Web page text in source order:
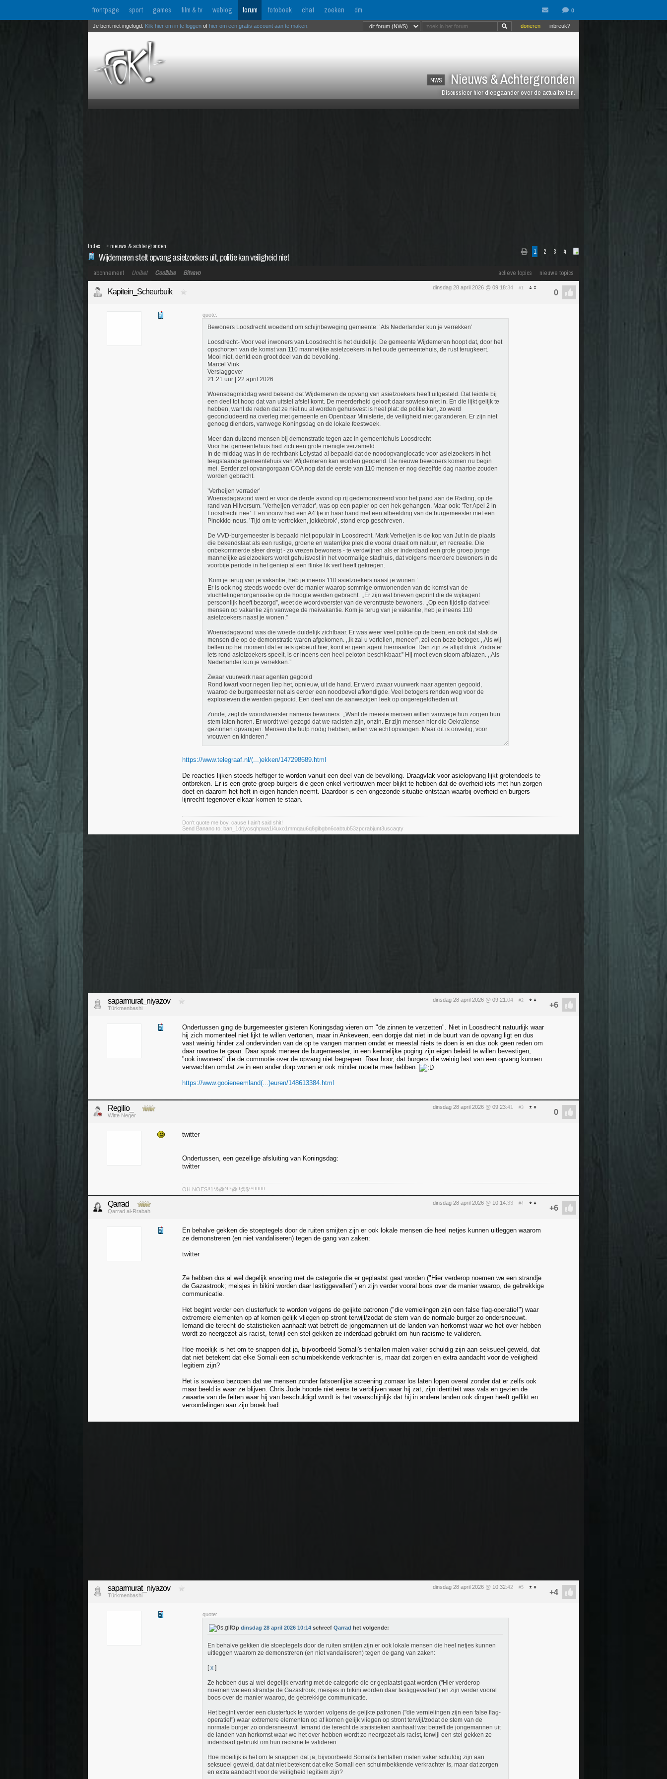
frontpage sport games film & tv weblog forum fotoboek chat zoeken dm
NWS Nieuws & Achtergronden
Discussieer hier diepgaander over de actualiteiten.
inbreuk?
doneren
Je bent niet ingelogd. Klik hier om in te loggen of hier om een gratis account aan te maken
1 2 3 4
Wijdemeren stelt opvang asielzoekers uit, politie kan veiligheid niet
Index » nieuws & achtergronden
actieve topics nieuwe topics
abonnement Unibet Coolblue Bitvavo
dinsdag 28 april 2026 @ 09:18:34 #1
Kapitein_Scheurbuik
quote:
Bewoners Loosdrecht woedend om schijnbeweging gemeente: ’Als Nederlander kun je verrekken’
Loosdrecht- Voor veel inwoners van Loosdrecht is het duidelijk. De gemeente Wijdemeren hoopt dat, door het
opschorten van de komst van 110 mannelijke asielzoekers in het oude gemeentehuis, de rust terugkeert.
Mooi niet, denkt een groot deel van de bevolking.
Marcel Vink
Verslaggever
21:21 uur | 22 april 2026
Woensdagmiddag werd bekend dat Wijdemeren de opvang van asielzoekers heeft uitgesteld. Dat leidde bij
een deel tot hoop dat van uitstel afstel komt. De meerderheid gelooft daar sowieso niet in. En die lijkt gelijk te
hebben, want de reden dat ze niet nu al worden gehuisvest is heel plat: de politie kan, zo werd
geconcludeerd na overleg met gemeente en Openbaar Ministerie, de veiligheid niet garanderen. Er zijn niet
genoeg dienders, vanwege Koningsdag en de lokale feestweek.
Meer dan duizend mensen bij demonstratie tegen azc in gemeentehuis Loosdrecht
Voor het gemeentehuis had zich een grote menigte verzameld.
In de middag was in de rechtbank Lelystad al bepaald dat de noodopvanglocatie voor asielzoekers in het
leegstaande gemeentehuis van Wijdemeren kan worden geopend. De nieuwe bewoners komen nu begin
mei. Eerder zei opvangorgaan COA nog dat de eerste van 110 mensen er nog dezelfde dag naartoe zouden
worden gebracht.
’Verheijen verrader’
Woensdagavond werd er voor de derde avond op rij gedemonstreerd voor het pand aan de Rading, op de
rand van Hilversum. ’Verheijen verrader’, was op een papier op een hek gehangen. Maar ook: ’Ter Apel 2 in
Loosdrecht nee’. Een vrouw had een A4’tje in haar hand met een afbeelding van de burgemeester met een
Pinokkio-neus. ’Tijd om te vertrekken, jokkebrok’, stond erop geschreven.
De VVD-burgemeester is bepaald niet populair in Loosdrecht. Mark Verheijen is de kop van Jut in de plaats
die bekendstaat als een rustige, groene en waterrijke plek die vooral draait om natuur, en recreatie. Die
onbekommerde sfeer dreigt - zo vrezen bewoners - te verdwijnen als er inderdaad een grote groep jonge
mannelijke asielzoekers wordt gehuisvest in het voormalige stadhuis, dat volgens meerdere bewoners in de
voorbije periode in het geniep al een flinke lik verf heeft gekregen.
’Kom je terug van je vakantie, heb je ineens 110 asielzoekers naast je wonen.’
Er is ook nog steeds woede over de manier waarop sommige omwonenden van de komst van de
vluchtelingenorganisatie op de hoogte werden gebracht. ,,Er zijn wat brieven geprint die de wijkagent
persoonlijk heeft bezorgd”, weet de woordvoerster van de verontruste bewoners. ,,Op een tijdstip dat veel
mensen op vakantie zijn vanwege de meivakantie. Kom je terug van je vakantie, heb je ineens 110
asielzoekers naast je wonen.”
Woensdagavond was die woede duidelijk zichtbaar. Er was weer veel politie op de been, en ook dat stak de
mensen die op de demonstratie waren afgekomen. ,,Ik zal u vertellen, meneer”, zei een boze betoger. ,,Als wij
bellen op het moment dat er iets gebeurt hier, komt er geen agent hiernaartoe. Dan zijn ze altijd druk. Zodra er
iets rond asielzoekers speelt, is er ineens een heel peloton beschikbaar.” Hij moet even stoom afblazen. ,,Als
Nederlander kun je verrekken.”
Zwaar vuurwerk naar agenten gegooid
Rond kwart voor negen liep het, opnieuw, uit de hand. Er werd zwaar vuurwerk naar agenten gegooid,
waarop de burgemeester net als eerder een noodbevel afkondigde. Veel betogers renden weg voor de
explosieven die werden gegooid. Een deel van de aanwezigen leek op ongeregeldheden uit.
Zonde, zegt de woordvoerster namens bewoners. ,,Want de meeste mensen willen vanwege hun zorgen hun
stem laten horen. Er wordt wel gezegd dat we racisten zijn, onzin. Er zijn mensen hier die Oekraïense
gezinnen opvangen. Mensen die hulp nodig hebben, willen we echt opvangen. Maar dit is onveilig, voor
vrouwen en kinderen.”
https://www.telegraaf.nl/(...)ekken/147298689.html
De reacties lijken steeds heftiger te worden vanuit een deel van de bevolking. Draagvlak voor asielopvang lijkt grotendeels te
ontbreken. Er is een grote groep burgers die geen enkel vertrouwen meer blijkt te hebben dat de overheid iets met hun zorgen
doet en daarom het heft in eigen handen neemt. Daardoor is een ongezonde situatie ontstaan waarbij overheid en burgers
lijnrecht tegenover elkaar komen te staan.
Don't quote me boy, cause I ain't said shit!
Send Banano to: ban_1drjycsqhpwa1i4uxo1mmqau6q8gibgbn6oabtub53zpcrabjunt3uscaqty
dinsdag 28 april 2026 @ 09:21 :04 #2
saparmurat_niyazov
Türkmenbashi
Ondertussen ging de burgemeester gisteren Koningsdag vieren om "de zinnen te verzetten". Niet in Loosdrecht natuurlijk waar
hij zich momenteel niet lijkt te willen vertonen, maar in Ankeveen, een dorpje dat niet in de buurt van de opvang ligt en dus
vast weinig hinder zal ondervinden van de op te vangen mannen omdat er meestal niets te doen is en dus ook geen reden om
daar naartoe te gaan. Daar sprak meneer de burgemeester, in een kennelijke poging zijn eigen beleid te willen bevestigen,
"ook inwoners" die de commotie over de opvang niet begrepen. Raar hoor, dat burgers die weinig last van een opvang kunnen
verwachten omdat ze in een ander dorp wonen er ook minder moeite mee hebben.
https://www.gooieneemland(...)euren/148613384.html
dinsdag 28 april 2026 @ 09:23:41 #3
Regilio_
Witte Neger
twitter
Ondertussen, een gezellige afsluiting van Koningsdag:
twitter
OH NOES!!1*&@^!!*@!!@$*^!!!!!!!!
dinsdag 28 april 2026 @ 10:14:33 #4
Qarrad
Qarrad al-Rrabah
En behalve gekken die stoeptegels door de ruiten smijten zijn er ook lokale mensen die heel netjes kunnen uitleggen waarom
ze demonstreren (en niet vandaliseren) tegen de gang van zaken:
twitter
Ze hebben dus al wel degelijk ervaring met de categorie die er geplaatst gaat worden ("Hier verderop noemen we een strandje
de Gazastrook; meisjes in bikini worden daar lastiggevallen") en zijn verder vooral boos over de manier waarop, de gebrekkige
communicatie.
Het begint verder een clusterfuck te worden volgens de geijkte patronen ("die vernielingen zijn een false flag-operatie!") waar
extremere elementen op af komen gelijk vliegen op stront terwijl/zodat de stem van de normale burger zo ondersneeuwt.
Iemand die terecht de statistieken aanhaalt wat betreft de jongemannen uit de landen van herkomst waar we het over hebben
wordt zo neergezet als racist, terwijl een stel gekken ze inderdaad gebruikt om hun racisme te valideren.
Hoe moeilijk is het om te snappen dat ja, bijvoorbeeld Somali's tientallen malen vaker schuldig zijn aan seksueel geweld, dat
dat niet betekent dat elke Somali een schuimbekkende verkrachter is, maar dat zorgen en extra aandacht voor de veiligheid
legitiem zijn?
Het is sowieso bezopen dat we mensen zonder fatsoenlijke screening zomaar los laten lopen overal zonder dat er zelfs ook
maar beeld is waar ze blijven. Chris Jude hoorde niet eens te verblijven waar hij zat, zijn identiteit was vals en gezien de
zwaarte van de feiten waar hij van beschuldigd wordt is het waarschijnlijk dat hij in andere landen ook dingen heeft geflikt en
veroordelingen aan zijn broek had.
dinsdag 28 april 2026 @ 10:32:42 #5
saparmurat_niyazov
Türkmenbashi
quote:
Op dinsdag 28 april 2026 10:14 schreef Qarrad het volgende:
En behalve gekken die stoeptegels door de ruiten smijten zijn er ook lokale mensen die heel netjes kunnen
uitleggen waarom ze demonstreren (en niet vandaliseren) tegen de gang van zaken:
[x ]
Ze hebben dus al wel degelijk ervaring met de categorie die er geplaatst gaat worden ("Hier verderop
noemen we een strandje de Gazastrook; meisjes in bikini worden daar lastiggevallen") en zijn verder vooral
boos over de manier waarop, de gebrekkige communicatie.
Het begint verder een clusterfuck te worden volgens de geijkte patronen ("die vernielingen zijn een false flag-
operatie!") waar extremere elementen op af komen gelijk vliegen op stront terwijl/zodat de stem van de
normale burger zo ondersneeuwt. Iemand die terecht de statistieken aanhaalt wat betreft de jongemannen uit
de landen van herkomst waar we het over hebben wordt zo neergezet als racist, terwijl een stel gekken ze
inderdaad gebruikt om hun racisme te valideren.
Hoe moeilijk is het om te snappen dat ja, bijvoorbeeld Somali's tientallen malen vaker schuldig zijn aan
seksueel geweld, dat dat niet betekent dat elke Somali een schuimbekkende verkrachter is, maar dat zorgen
en extra aandacht voor de veiligheid legitiem zijn?